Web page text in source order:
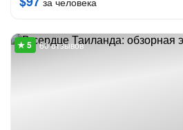
60 отзывов